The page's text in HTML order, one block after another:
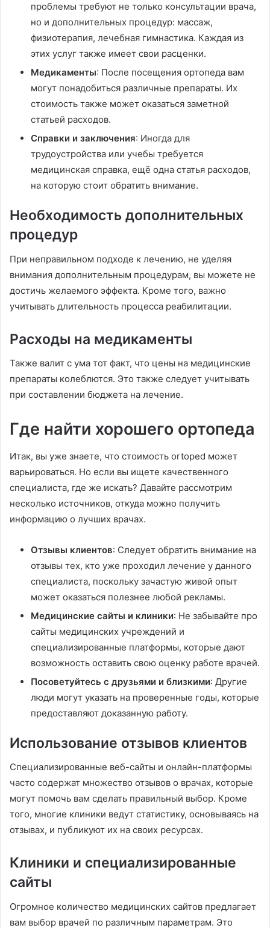
проблемы требуют не только консультации врача,
но и дополнительных процедур: массаж,
физиотерапия, лечебная гимнастика. Каждая из
этих услуг также имеет свои расценки.
Медикаменты: После посещения ортопеда вам
могут понадобиться различные препараты. Их
стоимость также может оказаться заметной
статьей расходов.
Справки и заключения: Иногда для
трудоустройства или учебы требуется
медицинская справка, ещё одна статья расходов,
на которую стоит обратить внимание.
Необходимость дополнительных
процедур
При неправильном подходе к лечению, не уделяя
внимания дополнительным процедурам, вы можете не
достичь желаемого эффекта. Кроме того, важно
учитывать длительность процесса реабилитации.
Расходы на медикаменты
Также валит с ума тот факт, что цены на медицинские
препараты колеблются. Это также следует учитывать
при составлении бюджета на лечение.
Где найти хорошего ортопеда
Итак, вы уже знаете, что стоимость ortoped может
варьироваться. Но если вы ищете качественного
специалиста, где же искать? Давайте рассмотрим
несколько источников, откуда можно получить
информацию о лучших врачах.
Отзывы клиентов: Следует обратить внимание на
отзывы тех, кто уже проходил лечение у данного
специалиста, поскольку зачастую живой опыт
может оказаться полезнее любой рекламы.
Медицинские сайты и клиники: Не забывайте про
сайты медицинских учреждений и
специализированные платформы, которые дают
возможность оставить свою оценку работе врачей.
Посоветуйтесь с друзьями и близкими: Другие
люди могут указать на проверенные годы, которые
предоставляют доказанную работу.
Использование отзывов клиентов
Специализированные веб-сайты и онлайн-платформы
часто содержат множество отзывов о врачах, которые
могут помочь вам сделать правильный выбор. Кроме
того, многие клиники ведут статистику, основываясь на
отзывах, и публикуют их на своих ресурсах.
Клиники и специализированные
сайты
Огромное количество медицинских сайтов предлагает
вам выбор врачей по различным параметрам. Это